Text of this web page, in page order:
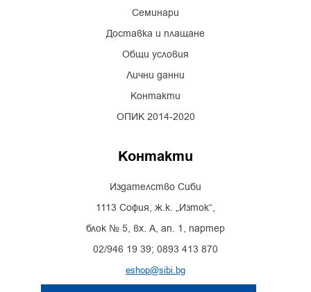
Семинари
Доставка и плащане
Общи условия
Лични данни
Контакти
ОПИК 2014-2020
Контакти
Издателство Сиби
1113 София, ж.к. „Изток“,
блок № 5, вх. А, ап. 1, партер
02/946 19 39; 0893 413 870
eshop@sibi.bg